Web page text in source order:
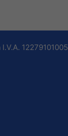
12279101005